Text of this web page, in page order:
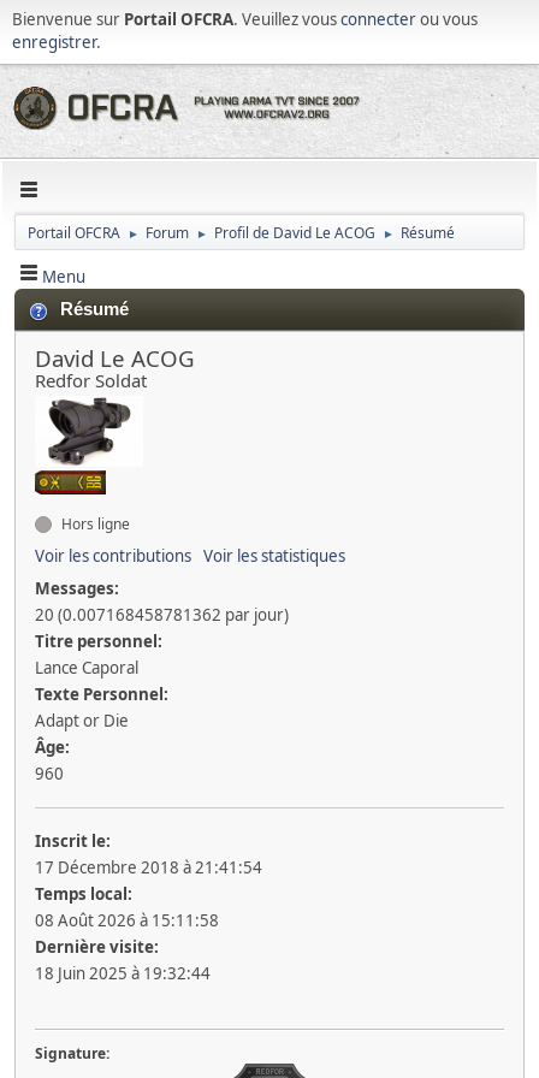
Bienvenue sur Portail OFCRA. Veuillez vousconnecterou vous
enregistrer.
Portail OFCRA ► Forum ► Profil de David Le ACOG ► Résumé
Menu
Résumé
David Le ACOG
Redfor Soldat
Hors ligne
Voir les contributions Voir les statistiques
Messages:
20 (0.007168458781362 par jour)
Titre personnel:
Lance Caporal
Texte Personnel:
Adapt or Die
Âge:
960
Inscrit le:
17 Décembre 2018 à 21:41:54
Temps local:
08 Août 2026 à 15:11:58
Dernière visite:
18 Juin 2025 à 19:32:44
Signature: